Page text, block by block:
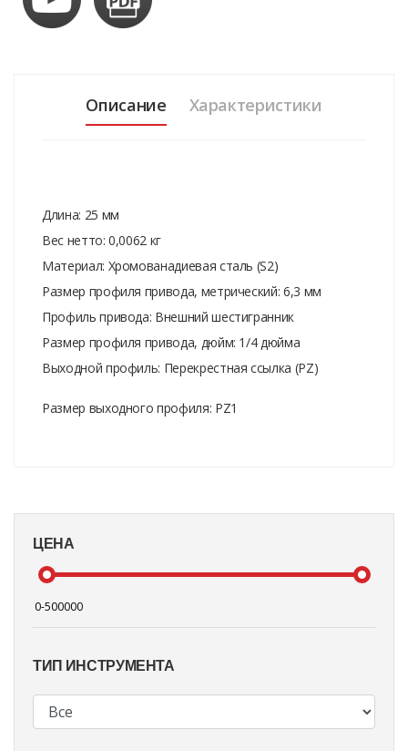
ЦЕНА
ТИП ИНСТРУМЕНТА
Описание Характеристики
Длина: 25 мм
Вес нетто: 0,0062 кг
Материал: Хромованадиевая сталь (S2)
Размер профиля привода, метрический: 6,3 мм
Профиль привода: Внешний шестигранник
Размер профиля привода, дюйм: 1/4 дюйма
Выходной профиль: Перекрестная ссылка (PZ)
Размер выходного профиля: PZ1